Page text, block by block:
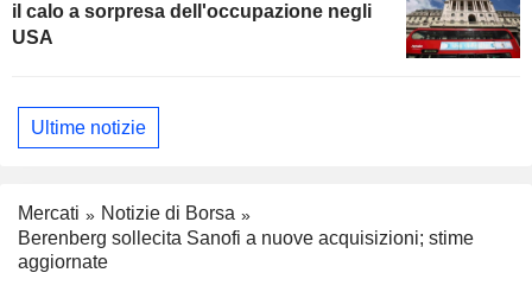
il calo a sorpresa dell'occupazione negli
USA
Ultime notizie
Mercati
Notizie di Borsa
Berenberg sollecita Sanofi a nuove acquisizioni; stime
aggiornate